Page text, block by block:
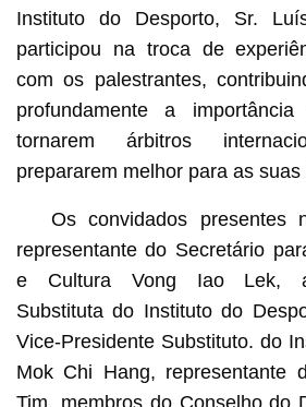
Instituto do Desporto, Sr.
participou na troca de
com os palestrantes,
profundamente a
tornarem árbitros
prepararem melhor para as
Os convidados presentes
representante do Secretário
e Cultura Vong Iao Lek, a
Substituta do Instituto do
Vice-Presidente Substituto. do
Mok Chi Hang, representante
Tim, membros do Conselho do